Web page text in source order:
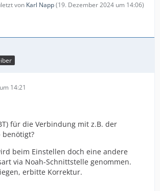
von Karl Napp(19. Dezember 2024 um 14:06)
14:21
für die Verbindung mit z.B. der
benötigt?
beim Einstellen doch eine andere
via Noah-Schnittstelle genommen.
erbitte Korrektur.